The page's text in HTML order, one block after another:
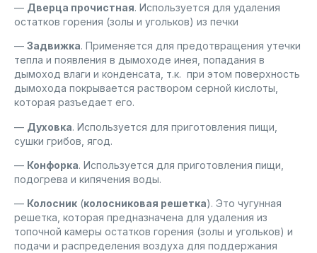
— Дверца прочистная. Используется для удаления
остатков горения (золы и угольков) из печки
— Задвижка. Применяется для предотвращения утечки
тепла и появления в дымоходе инея, попадания в
дымоход влаги и конденсата, т.к. при этом поверхность
дымохода покрывается раствором серной кислоты,
которая разъедает его.
— Духовка. Используется для приготовления пищи,
сушки грибов, ягод.
— Конфорка. Используется для приготовления пищи,
подогрева и кипячения воды.
— Колосник (колосниковая решетка). Это чугунная
решетка, которая предназначена для удаления из
топочной камеры остатков горения (золы и угольков) и
подачи и распределения воздуха для поддержания